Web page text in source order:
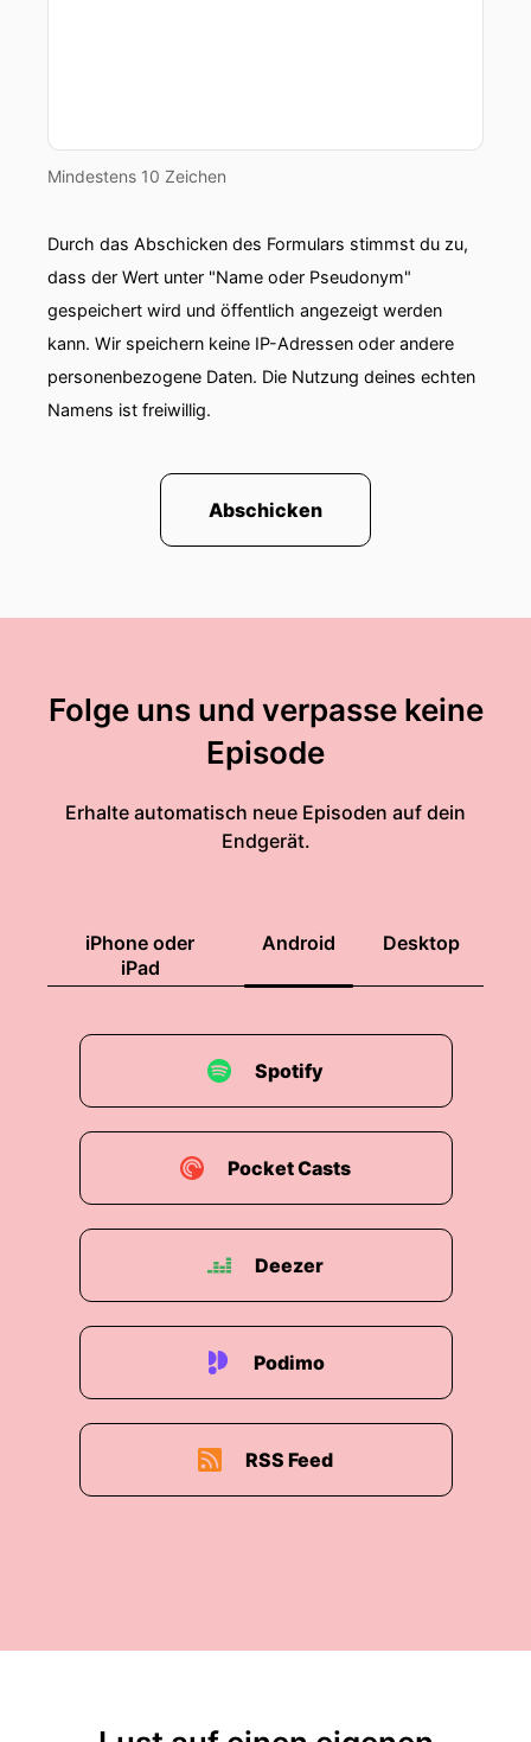
Mindestens 10 Zeichen
Durch das Abschicken des Formulars stimmst du zu,
dass der Wert unter "Name oder Pseudonym"
gespeichert wird und öffentlich angezeigt werden
kann. Wir speichern keine IP-Adressen oder andere
personenbezogene Daten. Die Nutzung deines echten
Namens ist freiwillig.
Abschicken
Folge uns und verpasse keine
Episode
Erhalte automatisch neue Episoden auf dein
Endgerät.
iPhone oder
iPad
Android Desktop
Spotify
Pocket Casts
Deezer
Podimo
RSS Feed